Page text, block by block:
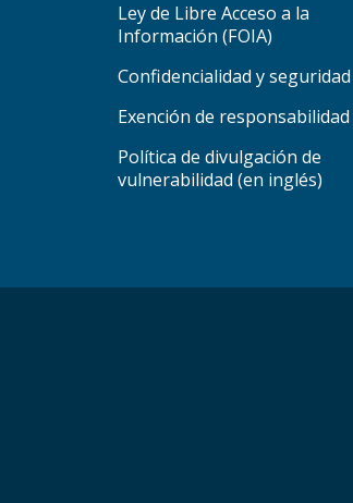
Ley de Libre Acceso a la
Información (FOIA)
Confidencialidad y seguridad
Exención de responsabilidad
Política de divulgación de
vulnerabilidad (en inglés)